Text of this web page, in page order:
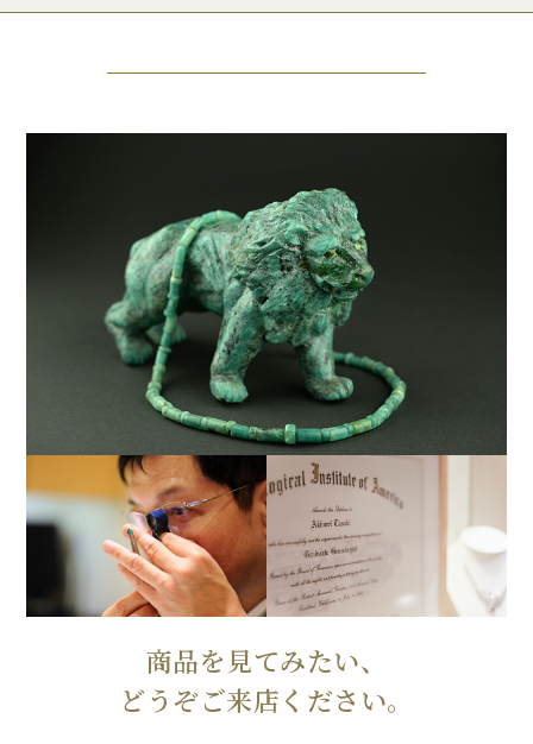
商品を見てみたい、
どうぞご来店ください。